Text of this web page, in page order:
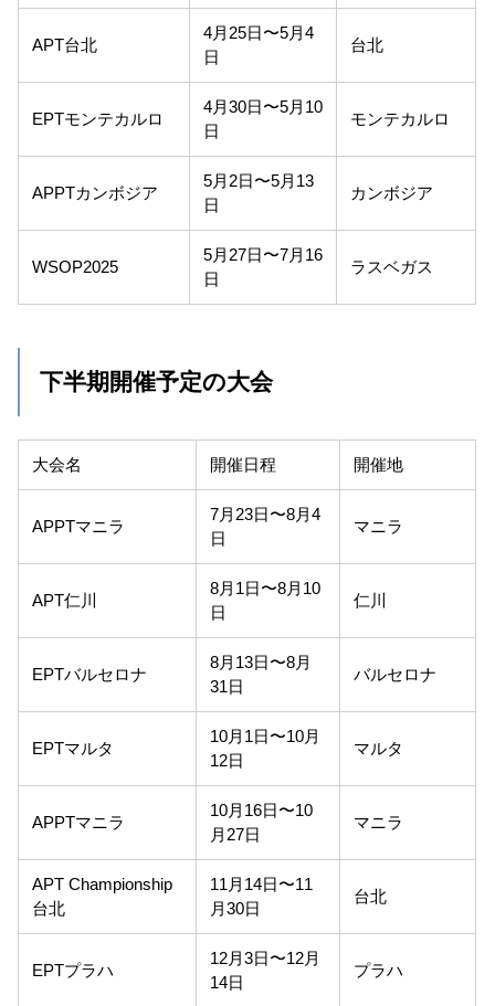
APT台北
4月25日〜5月4
日
台北
EPTモンテカルロ
4月30日〜5月10
日
モンテカルロ
APPTカンボジア
5月2日〜5月13
日
カンボジア
WSOP2025
5月27日〜7月16
日
ラスベガス
下半期開催予定の大会
大会名 開催日程 開催地
APPTマニラ
7月23日〜8月4
日
マニラ
APT仁川
8月1日〜8月10
日
仁川
EPTバルセロナ
8月13日〜8月
31日
バルセロナ
EPTマルタ
10月1日〜10月
12日
マルタ
APPTマニラ
10月16日〜10
月27日
マニラ
APT Championship
台北
11月14日〜11
月30日
台北
EPTプラハ
12月3日〜12月
14日
プラハ